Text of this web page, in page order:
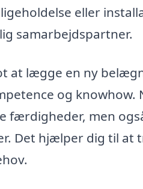
eller
samarbejdspartner.
at lægge en ny
og
færdigheder, men
Det hjælper dig til